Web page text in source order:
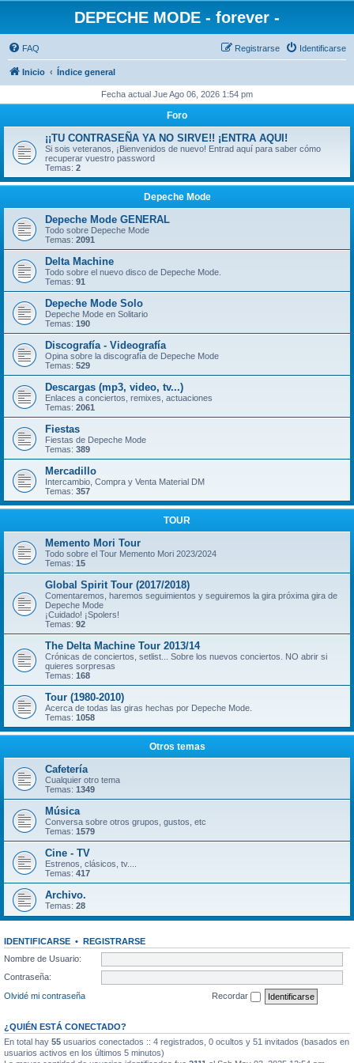
DEPECHE MODE - forever -
FAQ Identificarse
Registrarse
Inicio Índice general
Fecha actual Jue Ago 06, 2026 1:54 pm
Foro
¡¡TU CONTRASEÑA YA NO SIRVE!! ¡ENTRA AQUI!
Si sois veteranos, ¡Bienvenidos de nuevo! Entrad aquí para saber cómo
recuperar vuestro password
Temas: 2
Depeche Mode
Depeche Mode GENERAL
Todo sobre Depeche Mode
Temas: 2091
Delta Machine
Todo sobre el nuevo disco de Depeche Mode.
Temas: 91
Depeche Mode Solo
Depeche Mode en Solitario
Temas: 190
Discografía - Videografía
Opina sobre la discografía de Depeche Mode
Temas: 529
Descargas (mp3, video, tv...)
Enlaces a conciertos, remixes, actuaciones
Temas: 2061
Fiestas
Fiestas de Depeche Mode
Temas: 389
Mercadillo
Intercambio, Compra y Venta Material DM
Temas: 357
TOUR
Memento Mori Tour
Todo sobre el Tour Memento Mori 2023/2024
Temas: 15
Global Spirit Tour (2017/2018)
Comentaremos, haremos seguimientos y seguiremos la gira próxima gira de
Depeche Mode
¡Cuidado! ¡Spolers!
Temas: 92
The Delta Machine Tour 2013/14
Crónicas de conciertos, setlist... Sobre los nuevos conciertos. NO abrir si
quieres sorpresas
Temas: 168
Tour (1980-2010)
Acerca de todas las giras hechas por Depeche Mode.
Temas: 1058
Otros temas
Cafetería
Cualquier otro tema
Temas: 1349
Música
Conversa sobre otros grupos, gustos, etc
Temas: 1579
Cine - TV
Estrenos, clásicos, tv....
Temas: 417
Archivo.
Temas: 28
IDENTIFICARSE • REGISTRARSE
Nombre de Usuario:
Contraseña:
Olvidé mi contraseña
Recordar
¿QUIÉN ESTÁ CONECTADO?
En total hay 55 usuarios conectados :: 4 registrados, 0 ocultos y 51 invitados (basados en
usuarios activos en los últimos 5 minutos)